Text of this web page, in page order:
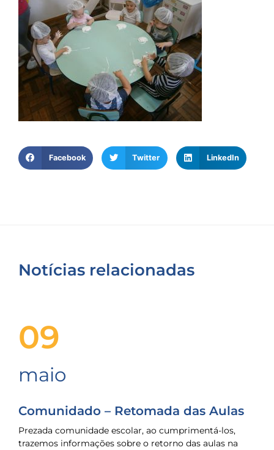
Facebook Twitter LinkedIn
Notícias relacionadas
09
maio
Comunidado – Retomada das Aulas
Prezada comunidade escolar, ao cumprimentá-los,
trazemos informações sobre o retorno das aulas na